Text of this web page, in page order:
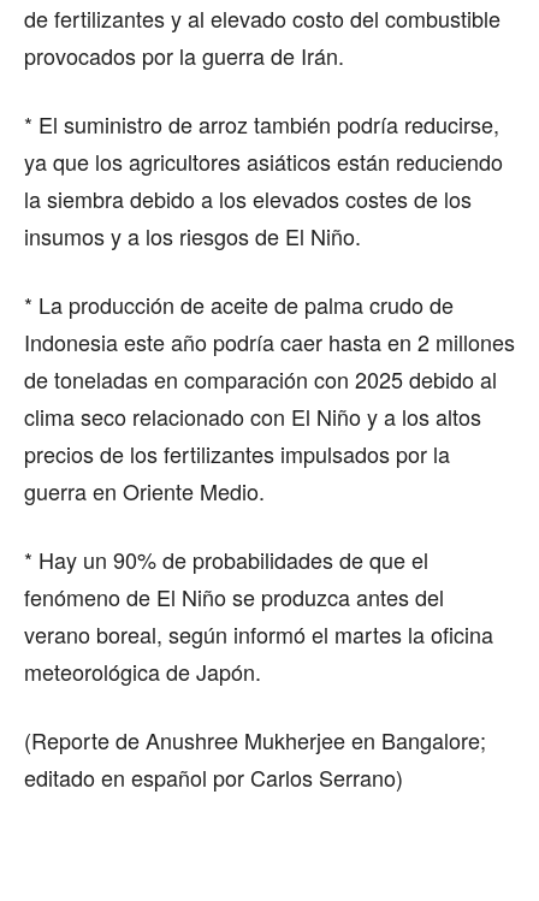
de fertilizantes y al elevado costo del combustible
provocados por la guerra de Irán.
* El suministro de arroz también podría reducirse,
ya que los agricultores asiáticos están reduciendo
la siembra debido a los elevados costes de los
insumos y a los riesgos de El Niño.
* La producción de aceite de palma crudo de
Indonesia este año podría caer hasta en 2 millones
de toneladas en comparación con 2025 debido al
clima seco relacionado con El Niño y a los altos
precios de los fertilizantes impulsados por la
guerra en Oriente Medio.
* Hay un 90% de probabilidades de que el
fenómeno de El Niño se produzca antes del
verano boreal, según informó el martes la oficina
meteorológica de Japón.
(Reporte de Anushree Mukherjee en Bangalore;
editado en español por Carlos Serrano)